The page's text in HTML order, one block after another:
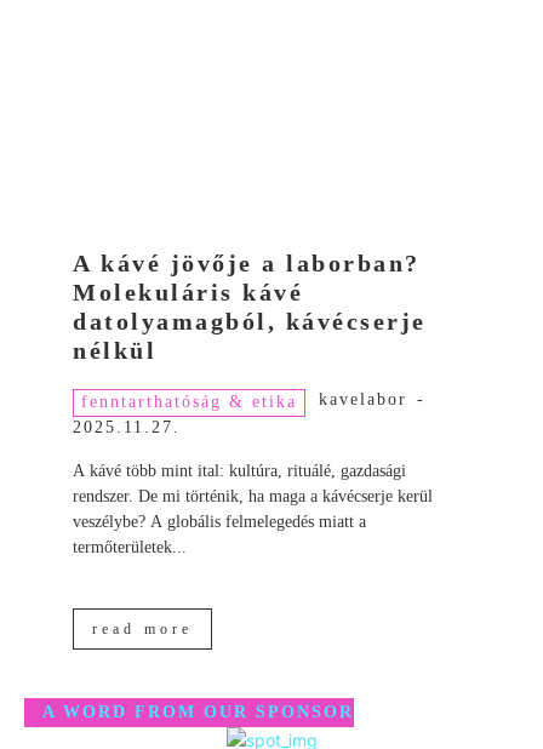
A kávé jövője a laborban?
Molekuláris kávé
datolyamagból, kávécserje
nélkül
fenntarthatóság & etika kavelabor
-
2025.11.27.
A kávé több mint ital: kultúra, rituálé, gazdasági
rendszer. De mi történik, ha maga a kávécserje kerül
veszélybe? A globális felmelegedés miatt a
termőterületek...
read more
A WORD FROM OUR SPONSOR